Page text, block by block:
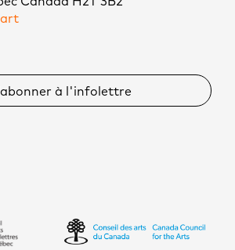
à l'infolettre